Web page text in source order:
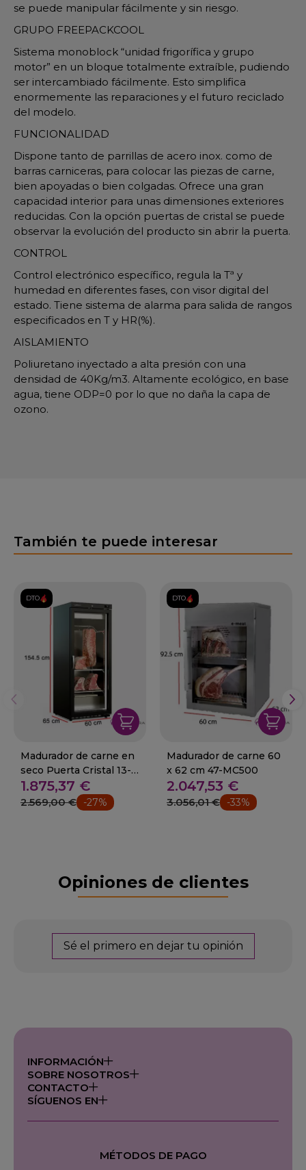
se puede manipular fácilmente y sin riesgo.
GRUPO FREEPACKCOOL
Sistema monoblock “unidad frigorífica y grupo
motor” en un bloque totalmente extraíble, pudiendo
ser intercambiado fácilmente. Esto simplifica
enormemente las reparaciones y el futuro reciclado
del modelo.
FUNCIONALIDAD
Dispone tanto de parrillas de acero inox. como de
barras carniceras, para colocar las piezas de carne,
bien apoyadas o bien colgadas. Ofrece una gran
capacidad interior para unas dimensiones exteriores
reducidas. Con la opción puertas de cristal se puede
observar la evolución del producto sin abrir la puerta.
CONTROL
Control electrónico específico, regula la Tª y
humedad en diferentes fases, con visor digital del
estado. Tiene sistema de alarma para salida de rangos
especificados en T y HR(%).
AISLAMIENTO
Poliuretano inyectado a alta presión con una
densidad de 40Kg/m3. Altamente ecológico, en base
agua, tiene ODP=0 por lo que no daña la capa de
ozono.
También te puede interesar
DTO.
Madurador de carne en
seco Puerta Cristal 13-
DAV-400
1.875,37 €
2.569,00 € -27%
DTO.
Madurador de carne 60
x 62 cm 47-MC500
2.047,53 €
3.056,01 € -33%
Opiniones de clientes
Sé el primero en dejar tu opinión
INFORMACIÓN
SOBRE NOSOTROS
CONTACTO
SÍGUENOS EN
MÉTODOS DE PAGO